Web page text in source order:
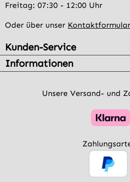
Freitag: 07:30 - 12:00 Uhr
Oder über unser Kontaktformular
Kunden-Service
Informationen
Unsere Versand- und